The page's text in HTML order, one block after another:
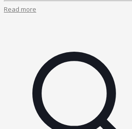
Read more